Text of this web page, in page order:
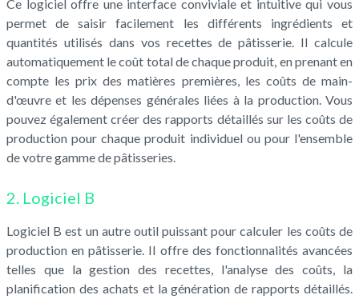
Ce logiciel offre une interface conviviale et intuitive qui vous
permet de saisir facilement les différents ingrédients et
quantités utilisés dans vos recettes de pâtisserie. Il calcule
automatiquement le coût total de chaque produit, en prenant en
compte les prix des matières premières, les coûts de main-
d'œuvre et les dépenses générales liées à la production. Vous
pouvez également créer des rapports détaillés sur les coûts de
production pour chaque produit individuel ou pour l'ensemble
de votre gamme de pâtisseries.
2. Logiciel B
Logiciel B est un autre outil puissant pour calculer les coûts de
production en pâtisserie. Il offre des fonctionnalités avancées
telles que la gestion des recettes, l'analyse des coûts, la
planification des achats et la génération de rapports détaillés.